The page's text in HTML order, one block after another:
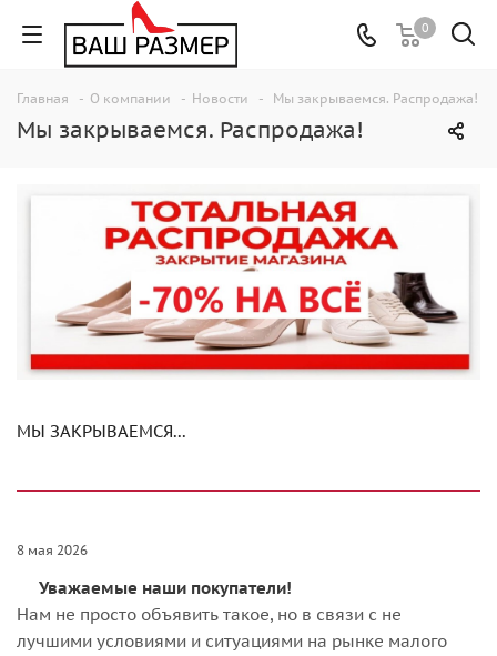
0
Главная - О компании - Новости - Мы закрываемся. Распродажа!
Мы закрываемся. Распродажа!
МЫ ЗАКРЫВАЕМСЯ...
8 мая 2026
Уважаемые наши покупатели!
Нам не просто объявить такое, но в связи с не
лучшими условиями и ситуациями на рынке малого